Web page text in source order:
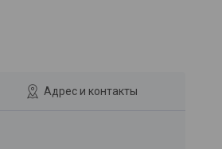
Адрес и контакты